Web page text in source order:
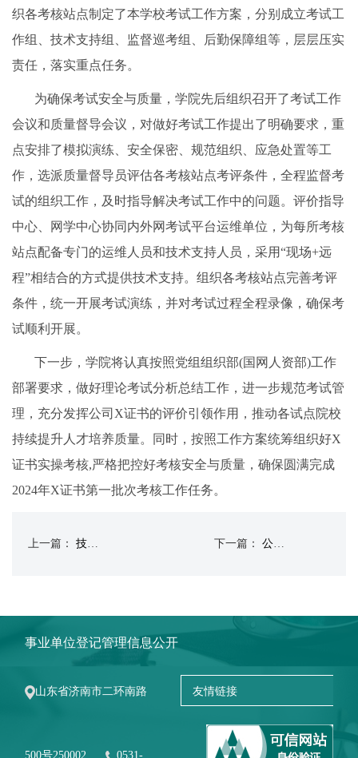
织各考核站点制定了本学校考试工作方案，分别成立考试工
作组、技术支持组、监督巡考组、后勤保障组等，层层压实
责任，落实重点任务。
为确保考试安全与质量，学院先后组织召开了考试工作
会议和质量督导会议，对做好考试工作提出了明确要求，重
点安排了模拟演练、安全保密、规范组织、应急处置等工
作，选派质量督导员评估各考核站点考评条件，全程监督考
试的组织工作，及时指导解决考试工作中的问题。评价指导
中心、网学中心协同内外网考试平台运维单位，为每所考核
站点配备专门的运维人员和技术支持人员，采用“现场+远
程”相结合的方式提供技术支持。组织各考核站点完善考评
条件，统一开展考试演练，并对考试过程全程录像，确保考
试顺利开展。
下一步，学院将认真按照党组组织部(国网人资部)工作
部署要求，做好理论考试分析总结工作，进一步规范考试管
理，充分发挥公司X证书的评价引领作用，推动各试点院校
持续提升人才培养质量。同时，按照工作方案统筹组织好X
证书实操考核,严格把控好考核安全与质量，确保圆满完成
2024年X证书第一批次考核工作任务。
上一篇： 技能等级评价指导中心组织召开X证书线上培训考核平台题库修编功能开发及平台优化工作研讨会 下一篇： 公司2023年X证书理论考试成功举办
事业单位登记管理信息公开
山东省济南市二环南路
500号250002 0531-